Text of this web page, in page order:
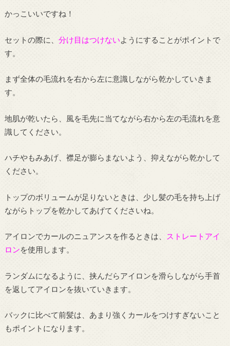
かっこいいですね！
セットの際に、 分け目はつけない ようにすることがポイントで
す。
まず全体の毛流れを右から左に意識しながら乾かしていきま
す。
地肌が乾いたら、風を毛先に当てながら右から左の毛流れを意
識してください。
ハチやもみあげ、襟足が膨らまないよう、抑えながら乾かして
ください。
トップのボリュームが足りないときは、少し髪の毛を持ち上げ
ながらトップを乾かしてあげてくださいね。
アイロンでカールのニュアンスを作るときは、
ストレートアイ
ロンを使用します。
ランダムになるように、挟んだらアイロンを滑らしながら手首
を返してアイロンを抜いていきます。
バックに比べて前髪は、あまり強くカールをつけすぎないこと
もポイントになります。